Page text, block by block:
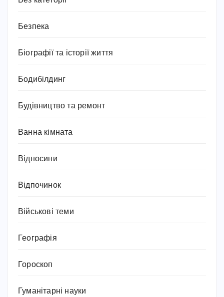
Безпека
Біографії та історії життя
Бодибілдинг
Будівництво та ремонт
Ванна кімната
Відносини
Відпочинок
Військові теми
Географія
Гороскоп
Гуманітарні науки